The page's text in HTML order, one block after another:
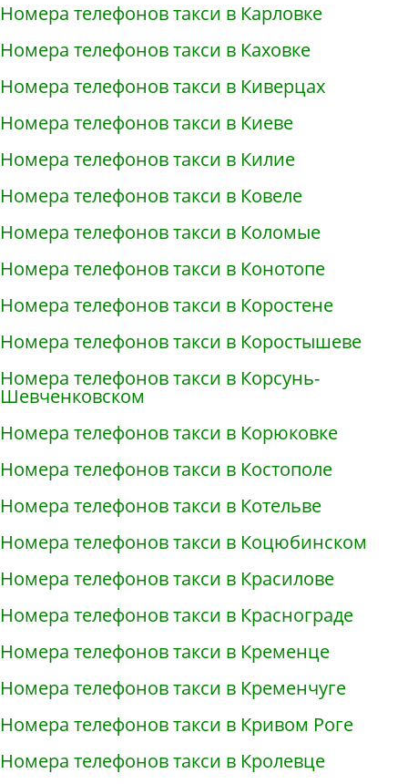
Номера телефонов такси в Карловке
Номера телефонов такси в Каховке
Номера телефонов такси в Киверцах
Номера телефонов такси в Киеве
Номера телефонов такси в Килие
Номера телефонов такси в Ковеле
Номера телефонов такси в Коломые
Номера телефонов такси в Конотопе
Номера телефонов такси в Коростене
Номера телефонов такси в Коростышеве
Номера телефонов такси в Корсунь-
Шевченковском
Номера телефонов такси в Корюковке
Номера телефонов такси в Костополе
Номера телефонов такси в Котельве
Номера телефонов такси в Коцюбинском
Номера телефонов такси в Красилове
Номера телефонов такси в Краснограде
Номера телефонов такси в Кременце
Номера телефонов такси в Кременчуге
Номера телефонов такси в Кривом Роге
Номера телефонов такси в Кролевце